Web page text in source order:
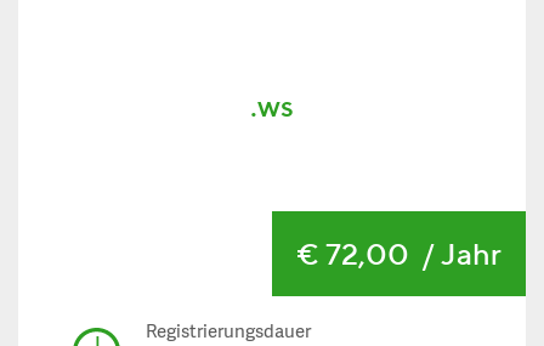
.ws
€ 72,00 / Jahr
Registrierungsdauer